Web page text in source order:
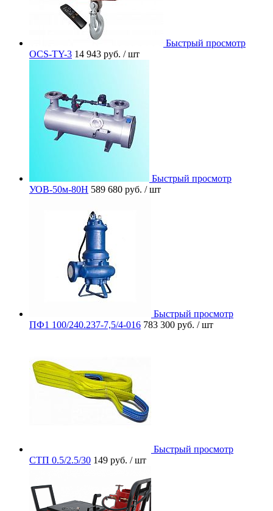
Быстрый просмотр
OCS-TY-3 14 943 руб. / шт
Быстрый просмотр
УОВ-50м-80Н 589 680 руб. / шт
Быстрый просмотр
ПФ1 100/240.237-7,5/4-016 783 300 руб. / шт
Быстрый просмотр
СТП 0.5/2.5/30 149 руб. / шт